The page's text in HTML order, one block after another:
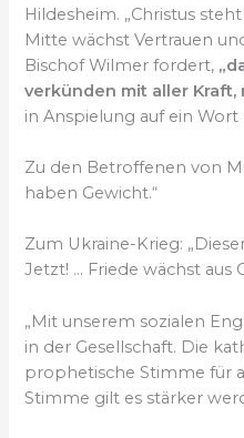
Hildesheim. „Christus
Mitte wächst Vertrauen
Bischof Wilmer fordert,
verkünden mit aller
in Anspielung auf ein Wort
Zu den Betroffenen von
haben Gewicht.“
Zum Ukraine-Krieg:
Jetzt! … Friede wächst aus
„Mit unserem sozialen
in der Gesellschaft. Die
prophetische Stimme für
Stimme gilt es stärker